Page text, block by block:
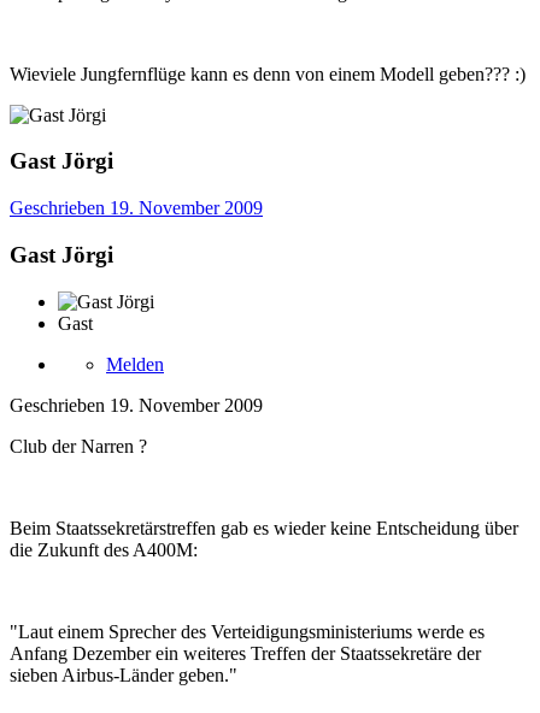
Wieviele Jungfernflüge kann es denn von einem Modell geben??? :)
Gast Jörgi
Geschrieben 19. November 2009
Gast Jörgi
Gast
Melden
Geschrieben 19. November 2009
Club der Narren ?
Beim Staatssekretärstreffen gab es wieder keine Entscheidung über
die Zukunft des A400M:
"Laut einem Sprecher des Verteidigungsministeriums werde es
Anfang Dezember ein weiteres Treffen der Staatssekretäre der
sieben Airbus-Länder geben."